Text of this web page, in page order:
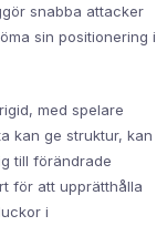
snabba attacker
sin positionering i
med spelare
kan ge struktur, kan
till förändrade
för att upprätthålla
i